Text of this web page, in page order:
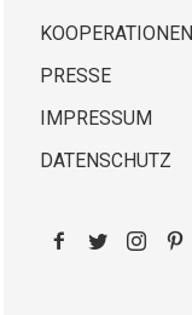
KOOPERATIONEN
PRESSE
IMPRESSUM
DATENSCHUTZ